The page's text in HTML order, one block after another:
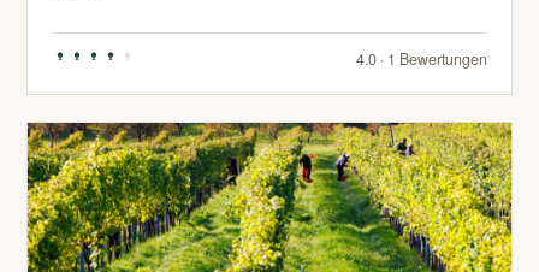
4.0 · 1 Bewertungen